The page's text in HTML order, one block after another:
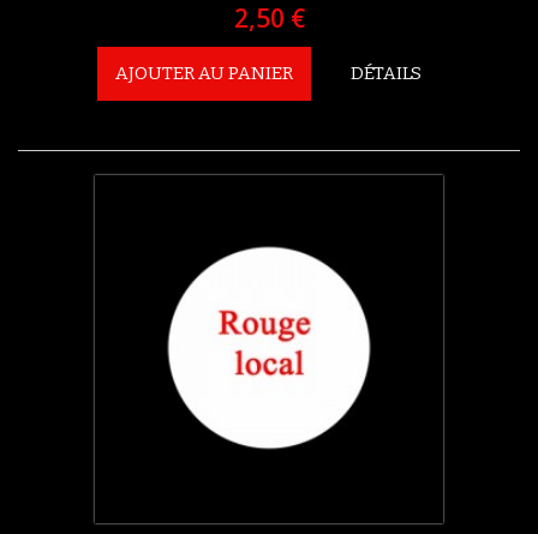
2,50 €
AJOUTER AU PANIER DÉTAILS